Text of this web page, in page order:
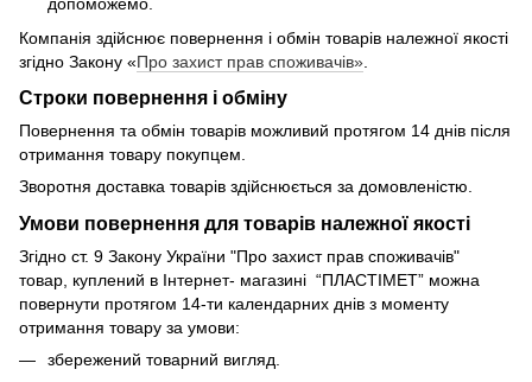
Компанія здійснює повернення і обмін товарів належної якості
згідно Закону «Про захист прав споживачів»
Строки повернення і обміну
Повернення та обмін товарів можливий протягом 14 днів після
отримання товару покупцем.
Зворотня доставка товарів здійснюється за домовленістю.
Умови повернення для товарів належної якості
Згідно ст. 9 Закону України "Про захист прав споживачів"
товар, куплений в Інтернет- магазині “ПЛАСТІМЕТ” можна
повернути протягом 14-ти календарних днів з моменту
отримання товару за умови:
збережений товарний вигляд.